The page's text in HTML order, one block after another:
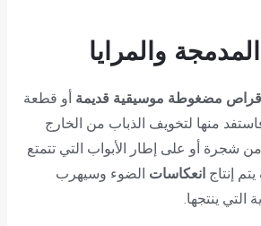
أقراص مضغوطة موسيقية قديمة أو قطعة
منها لتخويف الذباب من الخارج
من شجرة أو على إطار الأبواب التي تتمتع
إنتاج انعكاسات الضوء وسيهرب
التي ينتجها.